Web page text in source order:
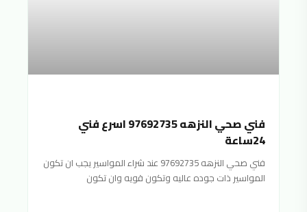
فني صحي النزهه 97692735 اسرع فني
24ساعة
فني صحي النزهه 97692735 عند شراء المواسير يجب ان تكون
المواسير ذات جوده عاليه وتكون قويه وان تكون